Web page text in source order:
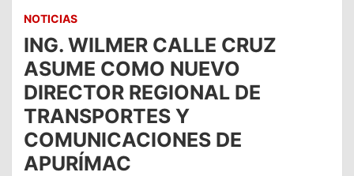
NOTICIAS
ING. WILMER CALLE CRUZ
ASUME COMO NUEVO
DIRECTOR REGIONAL DE
TRANSPORTES Y
COMUNICACIONES DE
APURÍMAC